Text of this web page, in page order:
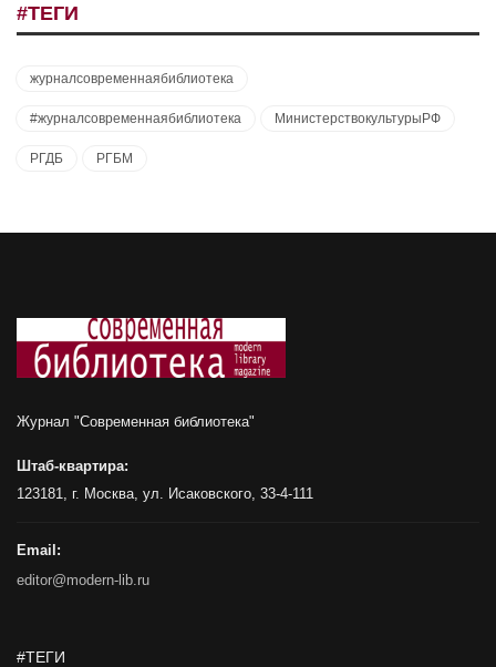
#ТЕГИ
журналсовременнаябиблиотека
#журналсовременнаябиблиотека МинистерствокультурыРФ
РГДБ РГБМ
Журнал "Современная библиотека"
Штаб-квартира:
123181, г. Москва, ул. Исаковского, 33-4-111
Email:
editor@modern-lib.ru
#ТЕГИ